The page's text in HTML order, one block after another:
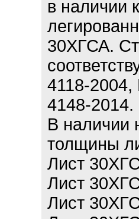
в наличии
30ХГСА.
4118-
4148-2014.
В наличии
толщины
Лист
Лист
Лист